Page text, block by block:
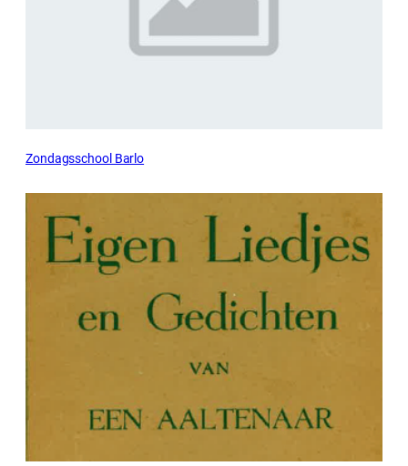
Zondagsschool Barlo